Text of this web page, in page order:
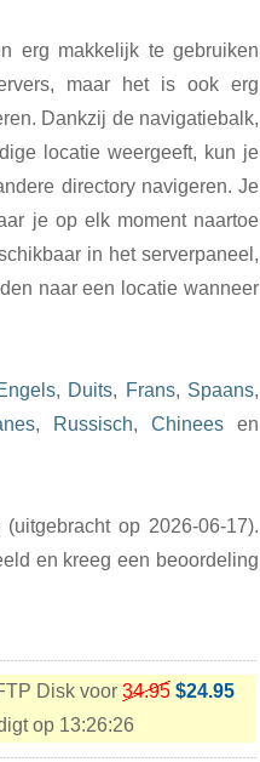
erg makkelijk te gebruiken
maar het is ook erg
Dankzij de navigatiebalk,
locatie weergeeft, kun je
directory navigeren. Je
je op elk moment naartoe
in het serverpaneel,
naar een locatie wanneer
, Duits, Frans, Spaans,
, Russisch, Chineesen
op 2026-06-17).
en kreeg een beoordeling
Disk voor 34.95 $24.95
op 13:26:25